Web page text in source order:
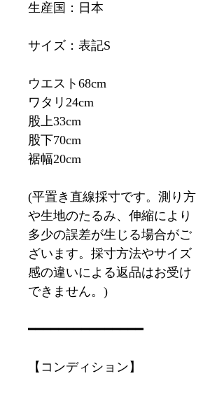
生産国：日本
サイズ：表記S
ウエスト68cm
ワタリ24cm
股上33cm
股下70cm
裾幅20cm
(平置き直線採寸です。測り方
や生地のたるみ、伸縮により
多少の誤差が生じる場合がご
ざいます。採寸方法やサイズ
感の違いによる返品はお受け
できません。)
━━━━━━━━━━━━━━━
【コンディション】